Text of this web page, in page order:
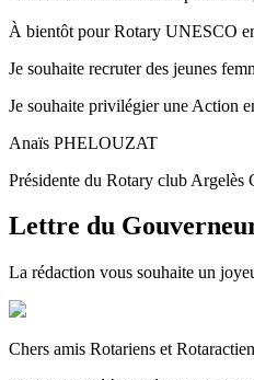
À bientôt pour Rotary UNESCO
Je souhaite recruter des jeunes
Je souhaite privilégier une Action
Anaïs PHELOUZAT
Présidente du Rotary club Argelès
Lettre du
La rédaction vous souhaite un
Chers amis Rotariens et